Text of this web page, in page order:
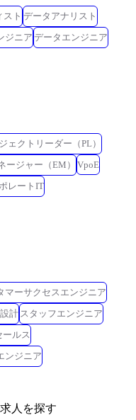
スト データアナリスト
ジニア データエンジニア
ェクトリーダー（PL）
ージャー（EM）
VpoE
レートIT
マーサクセスエンジニア
計 スタッフエンジニア
ールス
ンジニア
人を探す